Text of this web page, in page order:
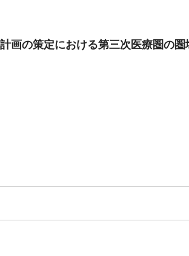
画の策定における第三次医療圏の圏